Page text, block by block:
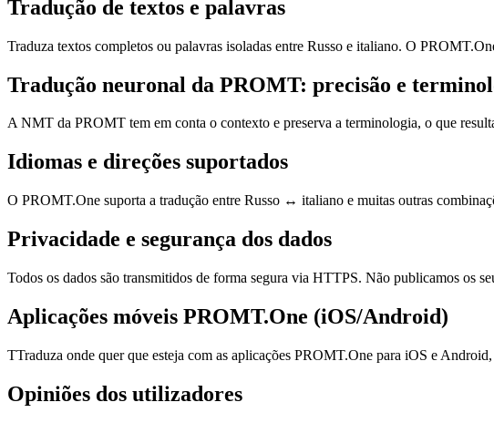
Tradução de textos e palavras
Traduza textos completos ou palavras isoladas entre Russo e italiano. O
Tradução neuronal da PROMT: precisão e
A NMT da PROMT tem em conta o contexto e preserva a terminologia, o que
Idiomas e direções suportados
O PROMT.One suporta a tradução entre Russo ↔ italiano e muitas outras
Privacidade e segurança dos dados
Todos os dados são transmitidos de forma segura via HTTPS. Não publicamos os
Aplicações móveis PROMT.One (iOS/Android)
TTraduza onde quer que esteja com as aplicações PROMT.One para iOS e
Opiniões dos utilizadores